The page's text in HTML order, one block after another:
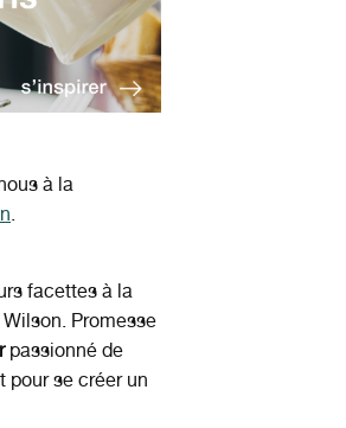
à la
.
facettes à la
Promesse
passionné de
se créer un